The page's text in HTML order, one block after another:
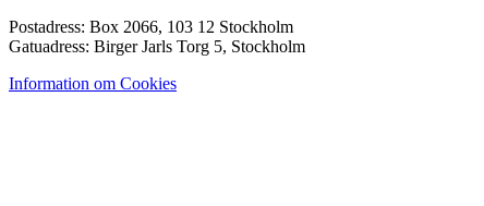
Postadress: Box 2066, 103 12 Stockholm
Gatuadress: Birger Jarls Torg 5, Stockholm
Information om Cookies